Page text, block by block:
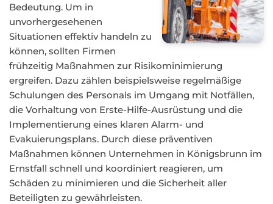
Bedeutung. Um in
unvorhergesehenen
Situationen effektiv handeln zu
können, sollten Firmen
frühzeitig Maßnahmen zur Risikominimierung
ergreifen. Dazu zählen beispielsweise regelmäßige
Schulungen des Personals im Umgang mit Notfällen,
die Vorhaltung von Erste-Hilfe-Ausrüstung und die
Implementierung eines klaren Alarm- und
Evakuierungsplans. Durch diese präventiven
Maßnahmen können Unternehmen in Königsbrunn im
Ernstfall schnell und koordiniert reagieren, um
Schäden zu minimieren und die Sicherheit aller
Beteiligten zu gewährleisten.